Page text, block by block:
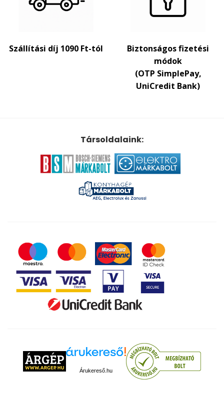
Szállítási díj 1090 Ft-tól
Biztonságos fizetési
módok
(OTP SimplePay,
UniCredit Bank)
Társoldalaink:
Árukereső.hu